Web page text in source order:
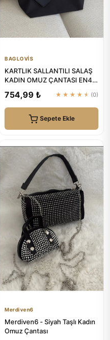
BAGLOVİS
KARTLIK SALLANTILI SALAŞ
KADIN OMUZ ÇANTASI EN42
754,99 ₺ ★★★★★ (0)
Sepete Ekle
Merdiven6
Merdiven6 - Siyah Taşlı Kadın
Omuz Çantası